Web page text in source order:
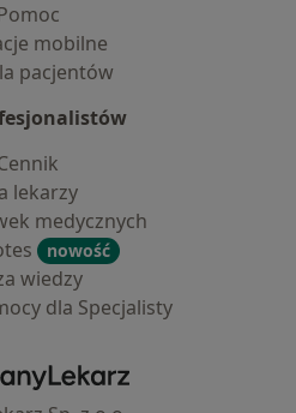
mobilne
pacjentów
lekarzy
medycznych
nowość
wiedzy
dla Specjalisty
ZnanyLekarz - Strona główna